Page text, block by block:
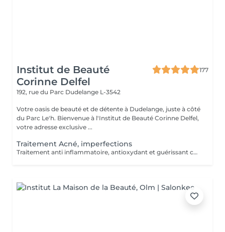
Institut de Beauté
Corinne Delfel
177
192, rue du Parc Dudelange L-3542
Votre oasis de beauté et de détente à Dudelange, juste à côté
du Parc Le'h. Bienvenue à l'Institut de Beauté Corinne Delfel,
votre adresse exclusive ...
Traitement Acné, imperfections
Traitement anti inflammatoire, antioxydant et guérissant contre l'acné